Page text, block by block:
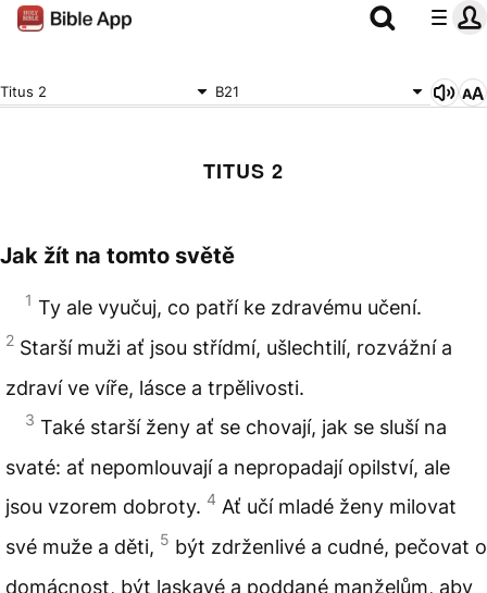
Titus 2 B21
TITUS 2
Jak žít na tomto světě
1 Ty ale vyučuj, co patří ke zdravému učení.
2 Starší muži ať jsou střídmí, ušlechtilí, rozvážní a
zdraví ve víře, lásce a trpělivosti.
3 Také starší ženy ať se chovají, jak se sluší na
svaté: ať nepomlouvají a nepropadají opilství, ale
jsou vzorem dobroty. 4 Ať učí mladé ženy milovat
své muže a děti, 5 být zdrženlivé a cudné, pečovat o
domácnost, být laskavé a poddané manželům, aby